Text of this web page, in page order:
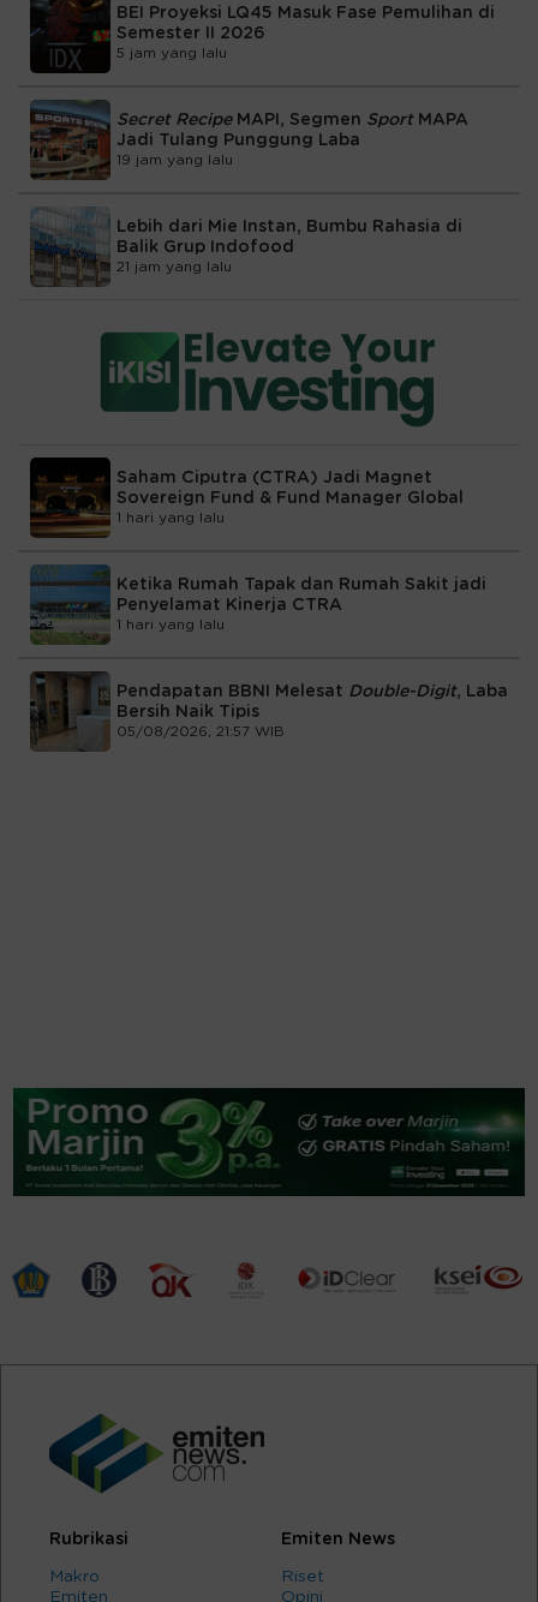
BEI Proyeksi LQ45 Masuk Fase Pemulihan di
Semester II 2026
5 jam yang lalu
Secret RecipeMAPI, Segmen Sport MAPA
Jadi Tulang Punggung Laba
19 jam yang lalu
Lebih dari Mie Instan, Bumbu Rahasia di
Balik Grup Indofood
21 jam yang lalu
Saham Ciputra (CTRA) Jadi Magnet
Sovereign Fund & Fund Manager Global
1 hari yang lalu
Ketika Rumah Tapak dan Rumah Sakit jadi
Penyelamat Kinerja CTRA
1 hari yang lalu
Pendapatan BBNI Melesat Double-Digit, Laba
Bersih Naik Tipis
05/08/2026, 21:57 WIB
Rubrikasi
Makro
Emiten
Emiten News
Riset
Opini